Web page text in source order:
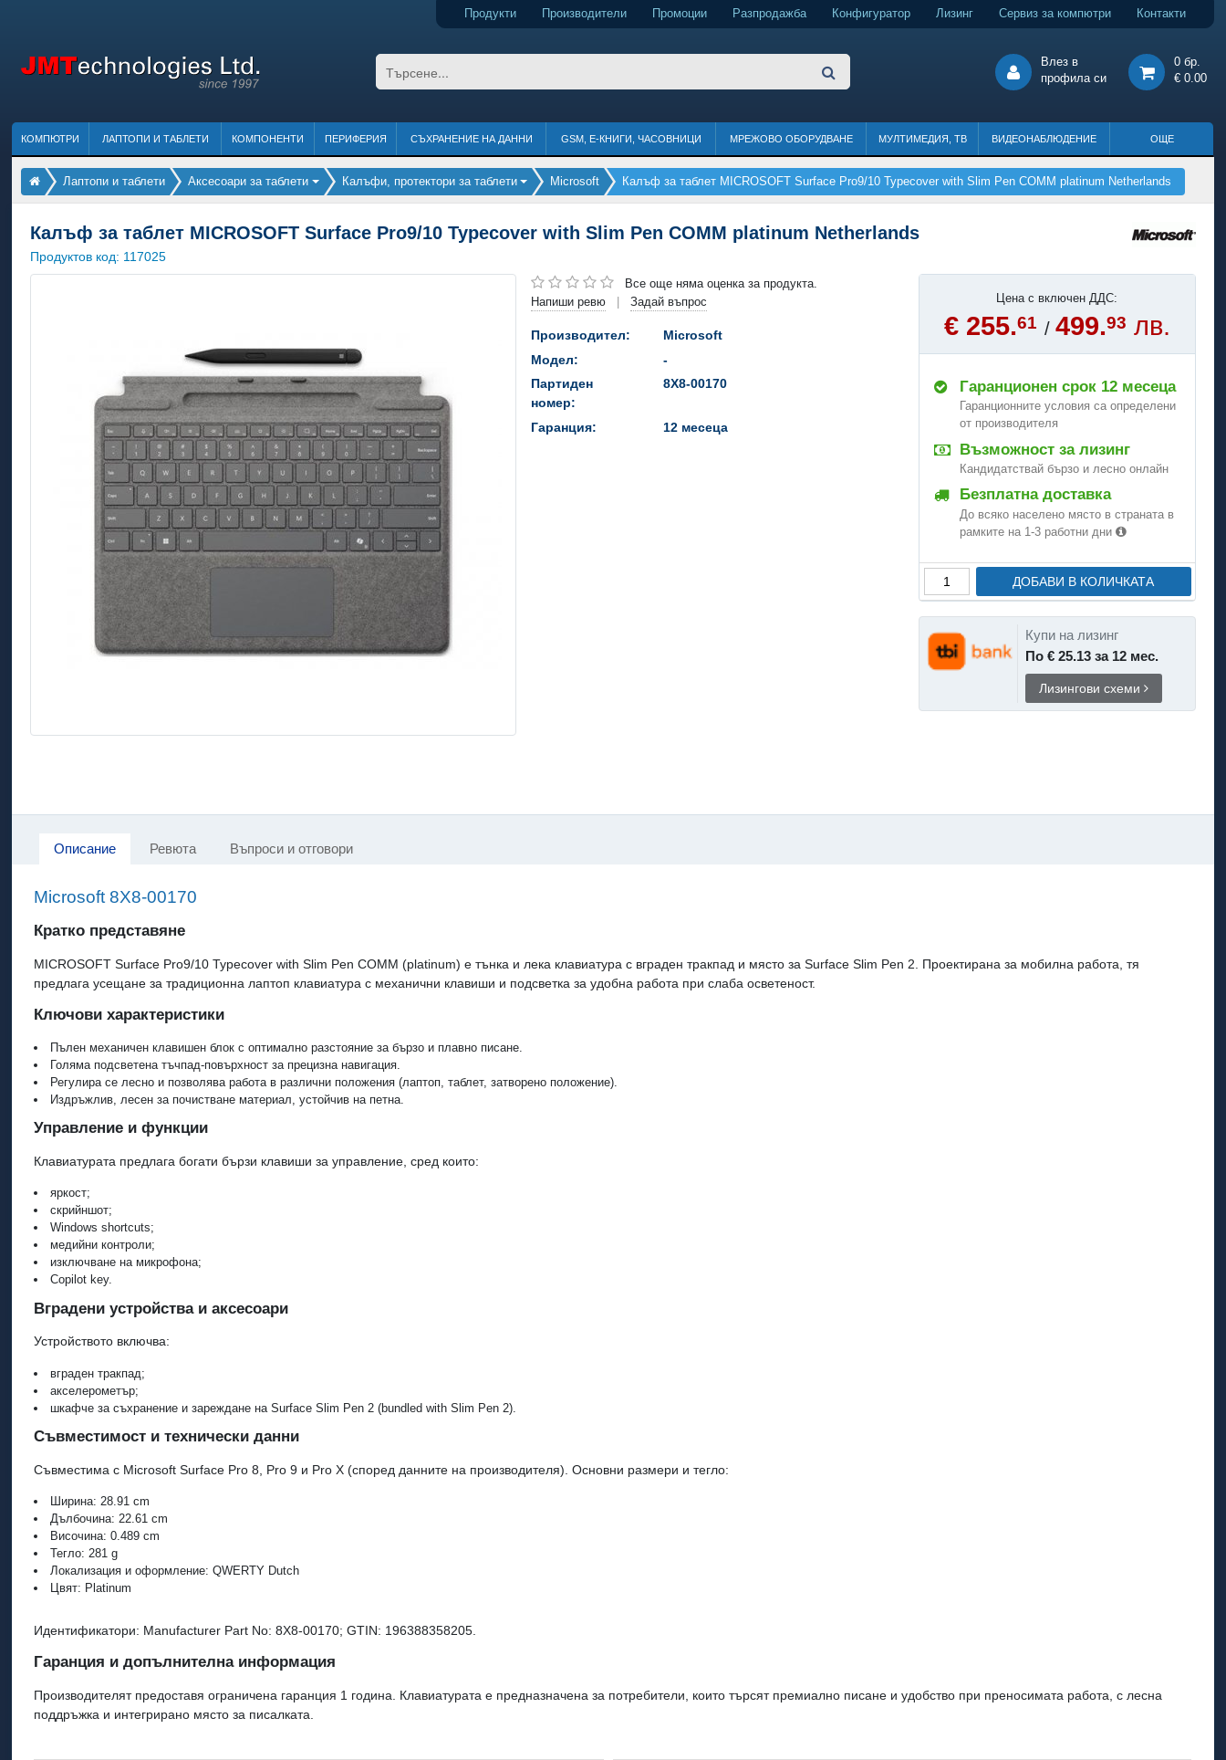
Продукти Производители Промоции Разпродажба Конфигуратор Лизинг Сервиз за компютри Контакти
Влез в
профила си
0 бр.
€ 0.00
КОМПЮТРИ ЛАПТОПИ И ТАБЛЕТИ КОМПОНЕНТИ ПЕРИФЕРИЯ СЪХРАНЕНИЕ НА ДАННИ GSM, Е-КНИГИ, ЧАСОВНИЦИ МРЕЖОВО ОБОРУДВАНЕ МУЛТИМЕДИЯ, ТВ ВИДЕОНАБЛЮДЕНИЕ ОЩЕ
Лаптопи и таблети Аксесоари за таблети Калъфи, протектори за таблети Microsoft Калъф за таблет MICROSOFT Surface Pro9/10 Typecover with Slim Pen COMM platinum Netherlands
Калъф за таблет MICROSOFT Surface Pro9/10 Typecover with Slim Pen COMM platinum Netherlands
Продуктов код: 117025
Все още няма оценка за продукта.
Напиши ревю
Задай въпрос
Производител:
Microsoft
Модел:
-
Партиден
номер:
8X8-00170
Гаранция: 12 месеца
Цена с включен ДДС:
€ 255.61 / 499.93 лв.
Гаранционен срок 12 месеца
Гаранционните условия са определени
от производителя
Възможност за лизинг
Кандидатствай бързо и лесно онлайн
Безплатна доставка
До всяко населено място в страната в
рамките на 1-3 работни дни
ДОБАВИ В КОЛИЧКАТА
Купи на лизинг
По € 25.13 за 12 мес.
Лизингови схеми
Описание Ревюта Въпроси и отговори
Microsoft 8X8-00170
Кратко представяне
MICROSOFT Surface Pro9/10 Typecover with Slim Pen COMM (platinum) е тънка и лека клавиатура с вграден тракпад и място за Surface Slim Pen 2. Проектирана за мобилна работа, тя
предлага усещане за традиционна лаптоп клавиатура с механични клавиши и подсветка за удобна работа при слаба осветеност.
Ключови характеристики
Пълен механичен клавишен блок с оптимално разстояние за бързо и плавно писане.
Голяма подсветена тъчпад-повърхност за прецизна навигация.
Регулира се лесно и позволява работа в различни положения (лаптоп, таблет, затворено положение).
Издръжлив, лесен за почистване материал, устойчив на петна.
Управление и функции
Клавиатурата предлага богати бързи клавиши за управление, сред които:
яркост;
скрийншот;
Windows shortcuts;
медийни контроли;
изключване на микрофона;
Copilot key.
Вградени устройства и аксесоари
Устройството включва:
вграден тракпад;
акселерометър;
шкафче за съхранение и зареждане на Surface Slim Pen 2 (bundled with Slim Pen 2).
Съвместимост и технически данни
Съвместима с Microsoft Surface Pro 8, Pro 9 и Pro X (според данните на производителя). Основни размери и тегло:
Ширина: 28.91 cm
Дълбочина: 22.61 cm
Височина: 0.489 cm
Тегло: 281 g
Локализация и оформление: QWERTY Dutch
Цвят: Platinum
Идентификатори: Manufacturer Part No: 8X8-00170; GTIN: 196388358205.
Гаранция и допълнителна информация
Производителят предоставя ограничена гаранция 1 година. Клавиатурата е предназначена за потребители, които търсят премиално писане и удобство при преносимата работа, с лесна
поддръжка и интегрирано място за писалката.